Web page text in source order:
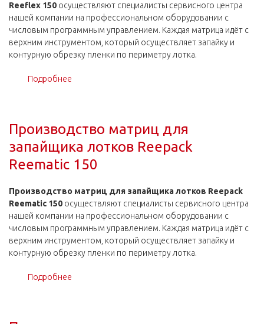
Reeflex 150 осуществляют специалисты сервисного центра
нашей компании на профессиональном оборудовании с
числовым программным управлением. Каждая матрица идёт с
верхним инструментом, который осуществляет запайку и
контурную обрезку пленки по периметру лотка.
Подробнее
Производство матриц для
запайщика лотков Reepack
Reematic 150
Производство матриц для запайщика лотков Reepack
Reematic 150 осуществляют специалисты сервисного центра
нашей компании на профессиональном оборудовании с
числовым программным управлением. Каждая матрица идёт с
верхним инструментом, который осуществляет запайку и
контурную обрезку пленки по периметру лотка.
Подробнее